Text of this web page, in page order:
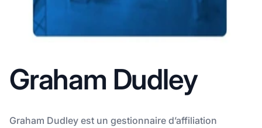
Graham Dudley
Graham Dudley est un gestionnaire d’affiliation